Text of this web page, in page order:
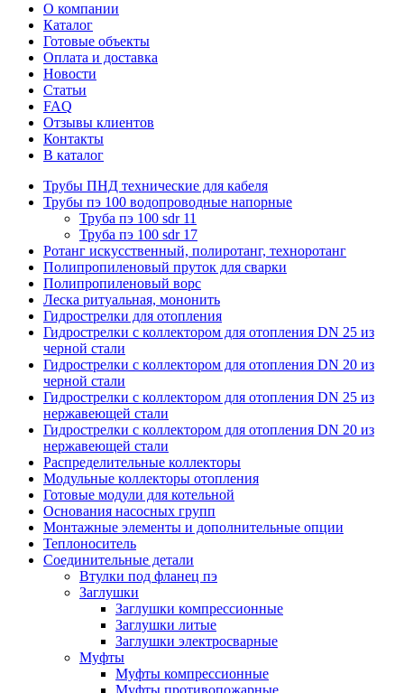
О компании
Каталог
Готовые объекты
Оплата и доставка
Новости
Статьи
FAQ
Отзывы клиентов
Контакты
В каталог
Трубы ПНД технические для кабеля
Трубы пэ 100 водопроводные напорные
Труба пэ 100 sdr 11
Труба пэ 100 sdr 17
Ротанг искусственный, полиротанг, техноротанг
Полипропиленовый пруток для сварки
Полипропиленовый ворс
Леска ритуальная, мононить
Гидрострелки для отопления
Гидрострелки с коллектором для отопления DN 25 из
черной стали
Гидрострелки с коллектором для отопления DN 20 из
черной стали
Гидрострелки с коллектором для отопления DN 25 из
нержавеющей стали
Гидрострелки с коллектором для отопления DN 20 из
нержавеющей стали
Распределительные коллекторы
Модульные коллекторы отопления
Готовые модули для котельной
Основания насосных групп
Монтажные элементы и дополнительные опции
Теплоноситель
Соединительные детали
Втулки под фланец пэ
Заглушки
Заглушки компрессионные
Заглушки литые
Заглушки электросварные
Муфты
Муфты компрессионные
Муфты противопожарные